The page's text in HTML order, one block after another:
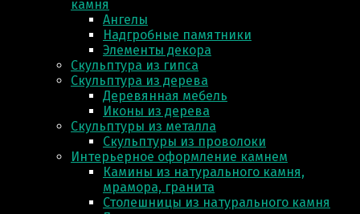
камня
Ангелы
Надгробные памятники
Элементы декора
Скульптура из гипса
Скульптура из деревa
Деревянная мебель
Иконы из дерева
Скульптуры из металла
Скульптуры из проволоки
Интерьерное оформление камнем
Камины из натурального камня,
мрамора, гранита
Столешницы из натурального камня